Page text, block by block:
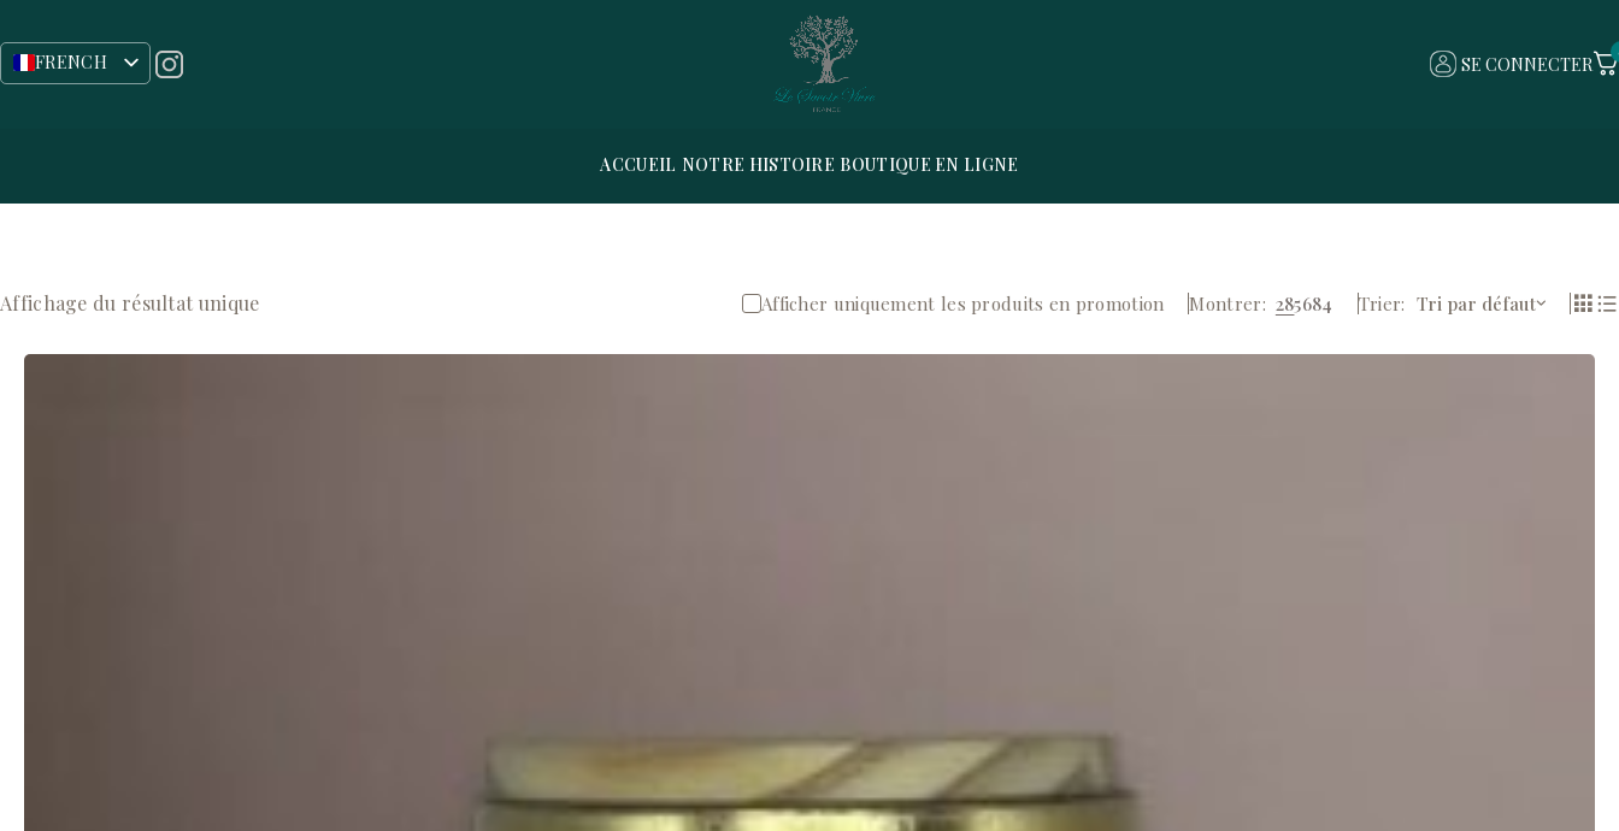
FRENCH
SE CONNECTER
ACCUEIL NOTRE HISTOIRE BOUTIQUE EN LIGNE
Affichage du résultat unique Afficher uniquement les produits en promotion Montrer: 285684 Trier Tri par défaut